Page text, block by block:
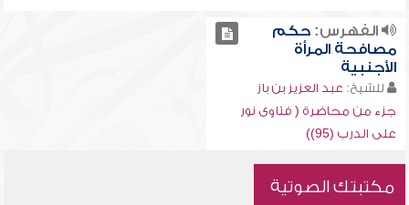
الفهرس:حكم
مصافحة المرأة
الأجنبية
للشيخ: عبد العزيز بن باز
جزء من محاضرة ( فتاوى نور
على الدرب (95))
مكتبتك الصوتية